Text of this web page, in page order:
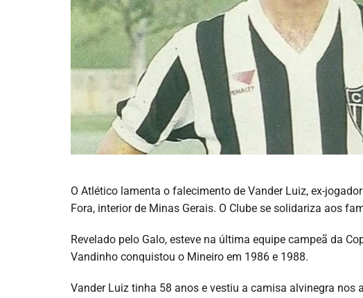
O Atlético lamenta o falecimento de Vander Luiz, ex-
Fora, interior de Minas Gerais. O Clube se solidariza aos
Revelado pelo Galo, esteve na última equipe campeã da
Vandinho conquistou o Mineiro em 1986 e 1988.
Vander Luiz tinha 58 anos e vestiu a camisa alvinegra nos